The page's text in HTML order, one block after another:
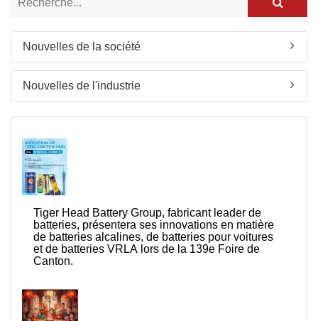
Nouvelles de la société
Nouvelles de l'industrie
Tiger Head Battery Group, fabricant leader de
batteries, présentera ses innovations en matière
de batteries alcalines, de batteries pour voitures
et de batteries VRLA lors de la 139e Foire de
Canton.